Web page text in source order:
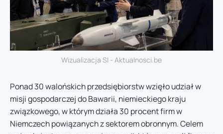
Wizualizacja SI - Aktualnosci.be
Ponad 30 walońskich przedsiębiorstw wzięło udział w
misji gospodarczej do Bawarii, niemieckiego kraju
związkowego, w którym działa 30 procent firm w
Niemczech powiązanych z sektorem obronnym. Celem